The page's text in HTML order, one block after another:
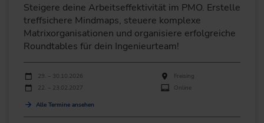
Steigere deine Arbeitseffektivität im PMO. Erstelle
treffsichere Mindmaps, steuere komplexe
Matrixorganisationen und organisiere erfolgreiche
Roundtables für dein Ingenieurteam!
Durchführungen
Veranstaltungsdatum
29. – 30.10.2026
Freising
22. – 23.02.2027
Online
Alle Termine ansehen